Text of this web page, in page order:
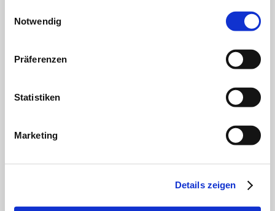
Notwendig
Präferenzen
Statistiken
Marketing
Details zeigen